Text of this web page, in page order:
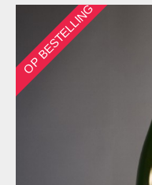
OP BESTELLING